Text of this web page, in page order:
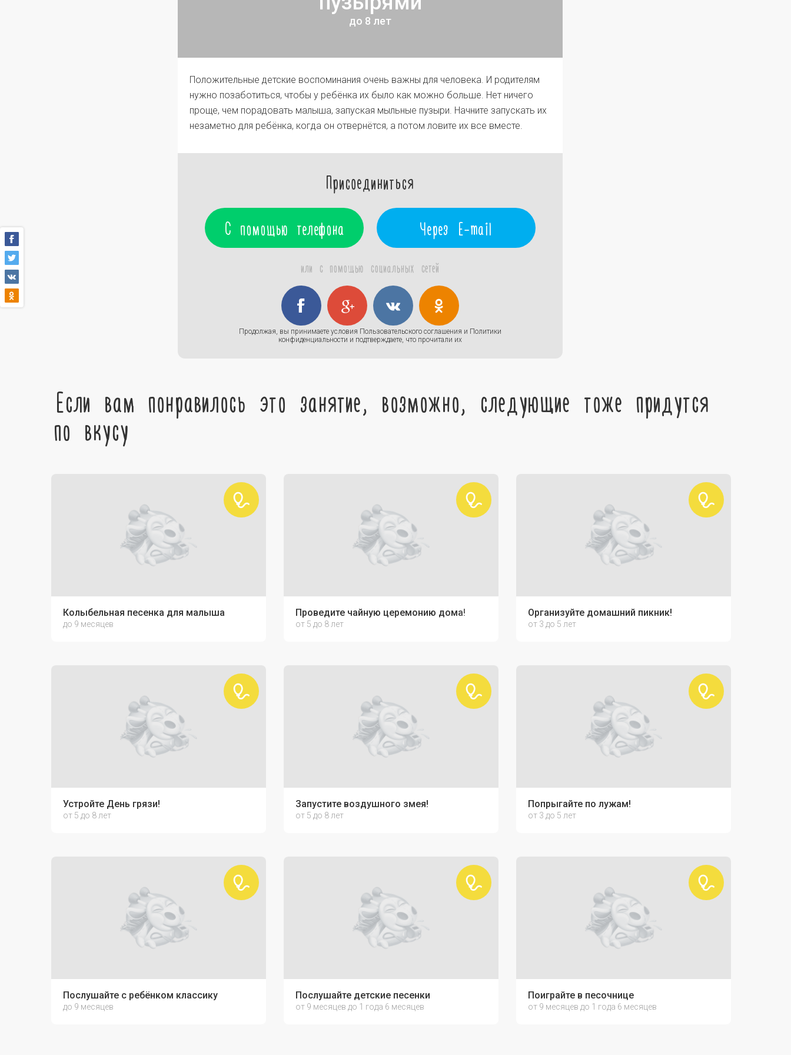
до 8 лет
Положительные детские воспоминания очень важны для человека. И родителям
нужно позаботиться, чтобы у ребёнка их было как можно больше. Нет ничего
проще, чем порадовать малыша, запуская мыльные пузыри. Начните запускать их
незаметно для ребёнка, когда он отвернётся, а потом ловите их все вместе.
Присоединиться
С помощью телефона Через E-mail
или с помощью социальных сетей
Продолжая, вы принимаете условия Пользовательского соглашения и Политики
конфиденциальности и подтверждаете, что прочитали их
Если вам понравилось это занятие, возможно, следующие тоже придутся
по вкусу
Колыбельная песенка для малыша
до 9 месяцев
Проведите чайную церемонию дома!
от 5 до 8 лет
Организуйте домашний пикник!
от 3 до 5 лет
Устройте День грязи!
от 5 до 8 лет
Запустите воздушного змея!
от 5 до 8 лет
Попрыгайте по лужам!
от 3 до 5 лет
Послушайте с ребёнком классику
до 9 месяцев
Послушайте детские песенки
от 9 месяцев до 1 года 6 месяцев
Поиграйте в песочнице
от 9 месяцев до 1 года 6 месяцев